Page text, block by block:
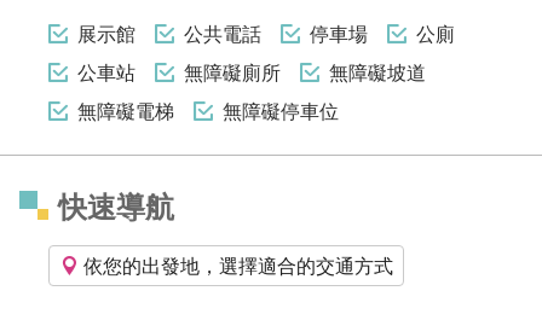
展示館 公共電話 停車場
公廁
公車站
無障礙廁所
無障礙坡道
無障礙電梯
無障礙停車位
快速導航
依您的出發地，選擇適合的交通方式